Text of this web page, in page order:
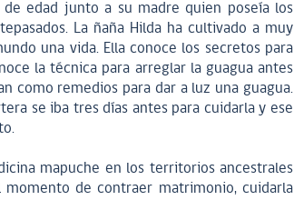
edad junto a su madre quien poseía los
La ñaña Hilda ha cultivado a muy
una vida. Ella conoce los secretos para
la técnica para arreglar la guagua antes
como remedios para dar a luz una guagua.
se iba tres días antes para cuidarla y ese
mapuche en los territorios ancestrales
de contraer matrimonio, cuidarla